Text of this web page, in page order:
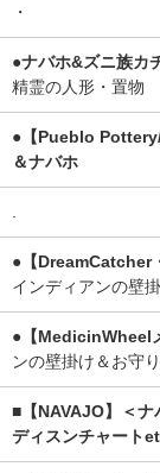
・
●ナバホ&ズニ族カ
精霊の人形・置物
●【Pueblo
＆ナバホ
.
●【DreamCatcher
インディアンの壁
●【MedicinWheel
ンの壁掛け＆お守り
■【NAVAJO】＜ナ
ディスンチャート